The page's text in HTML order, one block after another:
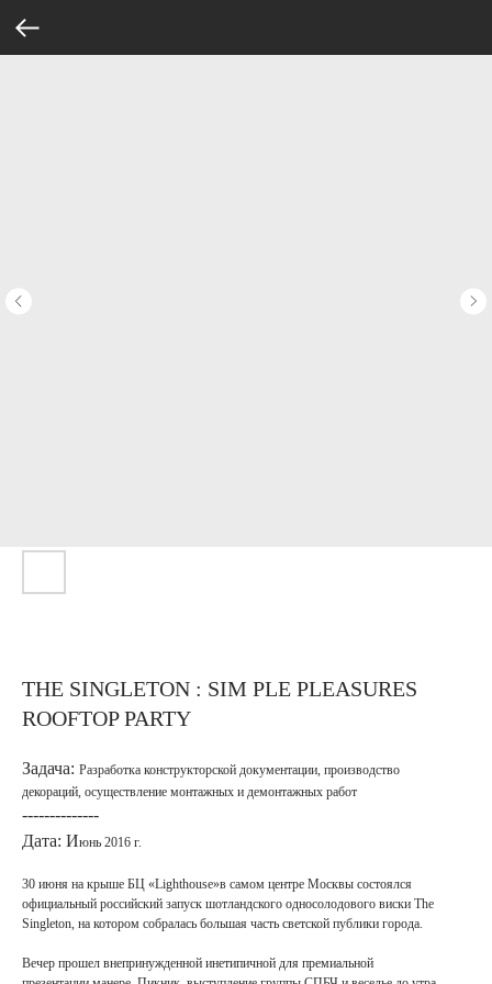
THE SINGLETON : SIM PLE PLEASURES
ROOFTOP PARTY
Задача: Разработка конструкторской документации, производство
декораций, осуществление монтажных и демонтажных работ
--------------
Дата: Июнь 2016 г.
30 июня на крыше БЦ «Lighthouse»в самом центре Москвы состоялся
официальный российский запуск шотландского односолодового виски The
Singleton, на котором собралась большая часть светской публики города.
Вечер прошел внепринужденной инетипичной для премиальной